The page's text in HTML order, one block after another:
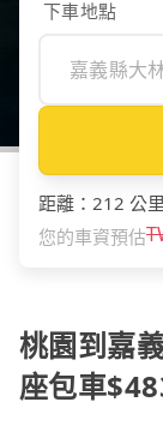
下車地點
距離 ： 212 公里
您的車資預估
桃園到嘉
座包車